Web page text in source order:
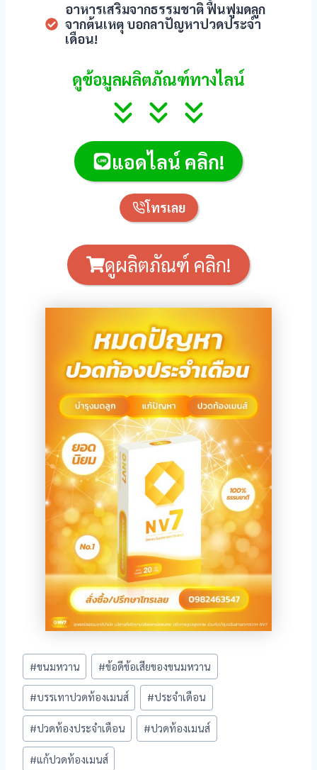
อาหารเสริมจากธรรมชาติ ฟื้นฟูมดลูก
จากต้นเหตุ บอกลาปัญหาปวดประจำ
เดือน!
ดูข้อมูลผลิตภัณฑ์ทางไลน์
แอดไลน์ คลิก!
โทรเลย
ดูผลิตภัณฑ์ คลิก!
Post
Tags:
#ขนมหวาน #ข้อดีข้อเสียของขนมหวาน
#บรรเทาปวดท้องเมนส์ #ประจำเดือน
#ปวดท้องประจำเดือน #ปวดท้องเมนส์
#แก้ปวดท้องเมนส์